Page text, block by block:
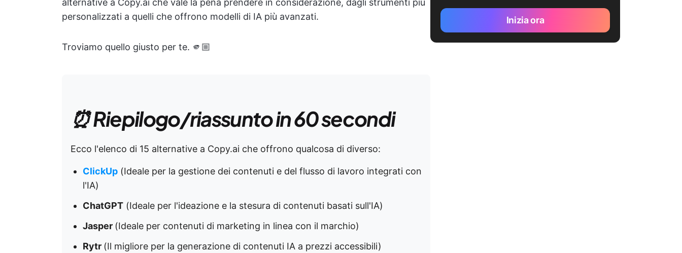
alternative a Copy.ai che vale la pena prendere in considerazione, dagli strumenti più
personalizzati a quelli che offrono modelli di IA più avanzati.
Troviamo quello giusto per te. 🫵🏼
⏰ Riepilogo/riassunto in 60 secondi
Ecco l'elenco di 15 alternative a Copy.ai che offrono qualcosa di diverso:
ClickUp (Ideale per la gestione dei contenuti e del flusso di lavoro integrati con
l'IA)
ChatGPT (Ideale per l'ideazione e la stesura di contenuti basati sull'IA)
Jasper (Ideale per contenuti di marketing in linea con il marchio)
Rytr (Il migliore per la generazione di contenuti IA a prezzi accessibili)
Inizia ora